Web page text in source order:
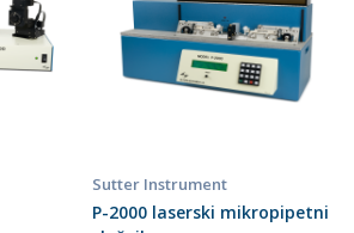
Sutter Instrument
P-2000 laserski mikropipetni